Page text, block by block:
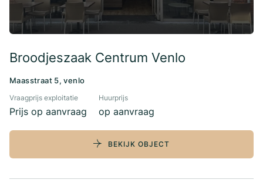
Broodjeszaak Centrum Venlo
Maasstraat 5, venlo
Vraagprijs exploitatie
Prijs op aanvraag
Huurprijs
op aanvraag
BEKIJK OBJECT